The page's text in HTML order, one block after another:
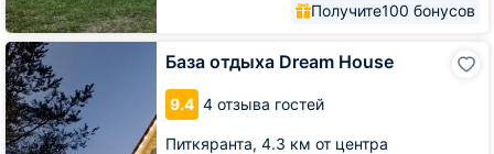
Получите100 бонусов
База отдыха Dream House
9.4 4 отзыва гостей
Питкяранта, 4.3 км от центра
База
отдыха
Dream
House